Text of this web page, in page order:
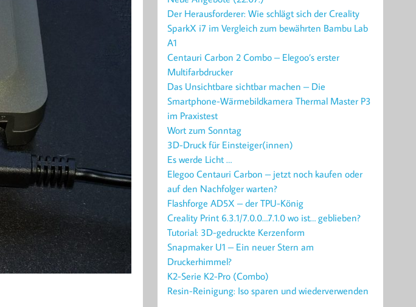
Der Herausforderer: Wie schlägt sich der Creality
SparkX i7 im Vergleich zum bewährten Bambu Lab
A1
Centauri Carbon 2 Combo – Elegoo’s erster
Multifarbdrucker
Das Unsichtbare sichtbar machen – Die
Smartphone-Wärmebildkamera Thermal Master P3
im Praxistest
Wort zum Sonntag
3D-Druck für Einsteiger(innen)
Es werde Licht …
Elegoo Centauri Carbon – jetzt noch kaufen oder
auf den Nachfolger warten?
Flashforge AD5X – der TPU-König
Creality Print 6.3.1/7.0.0…7.1.0 wo ist… geblieben?
Tutorial: 3D-gedruckte Kerzenform
Snapmaker U1 – Ein neuer Stern am
Druckerhimmel?
K2-Serie K2-Pro (Combo)
Resin-Reinigung: Iso sparen und wiederverwenden